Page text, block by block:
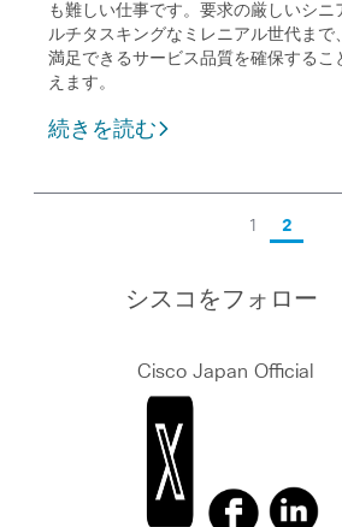
も難しい仕事です。要求の厳しいシニ
ルチタスキングなミレニアル世代まで
満足できるサービス品質を確保するこ
えます。
続きを読む
1 2
シスコをフォロー
Cisco Japan Official